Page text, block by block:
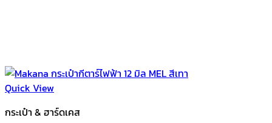
Quick View
กระเป๋า & ฮาร์ดเคส